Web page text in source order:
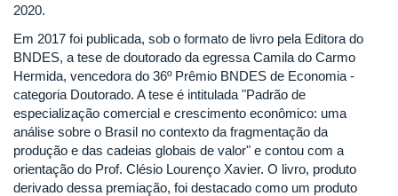
2020.
Em 2017 foi publicada, sob o formato de livro pela Editora do
BNDES, a tese de doutorado da egressa Camila do Carmo
Hermida, vencedora do 36º Prêmio BNDES de Economia -
categoria Doutorado. A tese é intitulada "Padrão de
especialização comercial e crescimento econômico: uma
análise sobre o Brasil no contexto da fragmentação da
produção e das cadeias globais de valor" e contou com a
orientação do Prof. Clésio Lourenço Xavier. O livro, produto
derivado dessa premiação, foi destacado como um produto